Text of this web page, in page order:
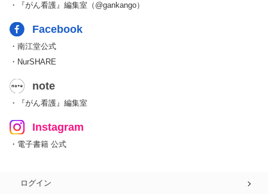
・『がん看護』編集室（@gankango）
Facebook
・南江堂公式
・NurSHARE
note
・『がん看護』編集室
Instagram
・電子書籍 公式
ログイン